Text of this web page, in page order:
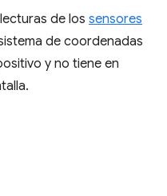
de los sensores
de coordenadas
y no tiene en